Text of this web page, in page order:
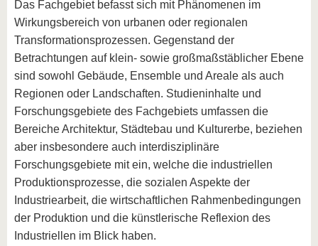
Das Fachgebiet befasst sich mit Phänomenen im
Wirkungsbereich von urbanen oder regionalen
Transformationsprozessen. Gegenstand der
Betrachtungen auf klein- sowie großmaßstäblicher Ebene
sind sowohl Gebäude, Ensemble und Areale als auch
Regionen oder Landschaften. Studieninhalte und
Forschungsgebiete des Fachgebiets umfassen die
Bereiche Architektur, Städtebau und Kulturerbe, beziehen
aber insbesondere auch interdisziplinäre
Forschungsgebiete mit ein, welche die industriellen
Produktionsprozesse, die sozialen Aspekte der
Industriearbeit, die wirtschaftlichen Rahmenbedingungen
der Produktion und die künstlerische Reflexion des
Industriellen im Blick haben.